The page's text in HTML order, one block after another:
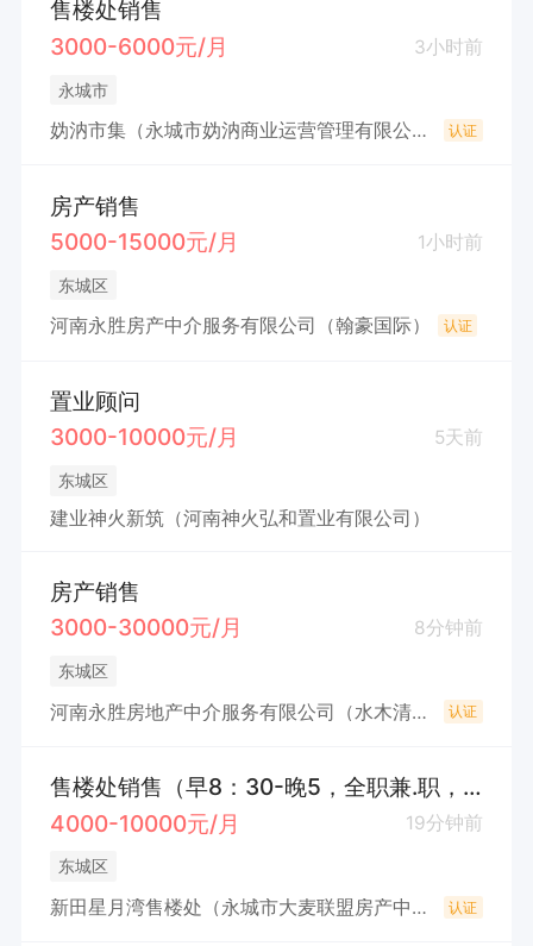
售楼处销售
3000-6000元/月
3小时前
永城市
妫汭市集（永城市妫汭商业运营管理有限公司） 认证
房产销售
5000-15000元/月
1小时前
东城区
河南永胜房产中介服务有限公司（翰豪国际） 认证
置业顾问
3000-10000元/月
5天前
东城区
建业神火新筑（河南神火弘和置业有限公司）
房产销售
3000-30000元/月
8分钟前
东城区
河南永胜房地产中介服务有限公司（水木清华园） 认证
售楼处销售（早8：30-晚5，全职兼.职，不耽误接送孩.子）
4000-10000元/月
19分钟前
东城区
新田星月湾售楼处（永城市大麦联盟房产中介有限公司） 认证